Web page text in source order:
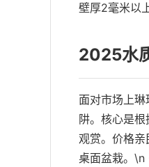
壁厚2毫米以
2025水
面对市场上
阱。核心是
观赏。价格
桌面盆栽。\n